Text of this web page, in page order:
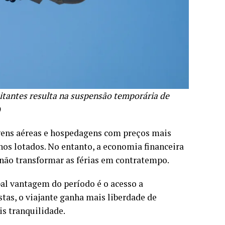
resulta na suspensão temporária de
aéreas e hospedagens com preços mais
lotados. No entanto, a economia financeira
transformar as férias em contratempo.
vantagem do período é o acesso a
o viajante ganha mais liberdade de
tranquilidade.